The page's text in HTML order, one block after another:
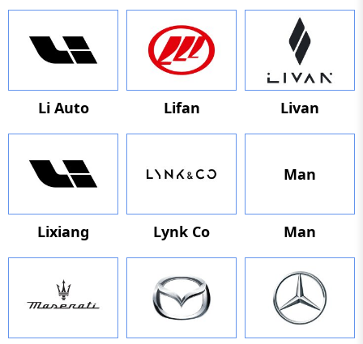
Li Auto Lifan Livan
Lixiang Lynk Co
Man
Man